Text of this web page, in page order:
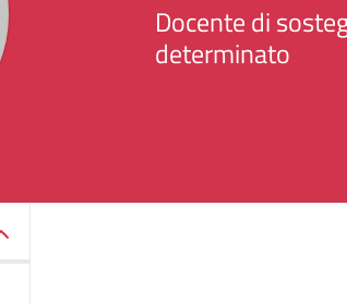
Docente di
determinato